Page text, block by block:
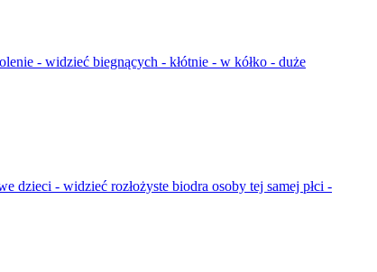
- widzieć biegnących - kłótnie - w kółko - duże
dzieci - widzieć rozłożyste biodra osoby tej samej płci -